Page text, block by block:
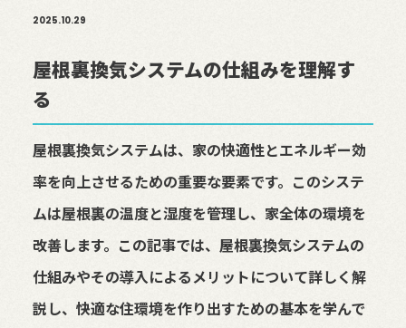
2025.10.29
屋根裏換気システムの仕組みを理解す
る
屋根裏換気システムは、家の快適性とエネルギー効
率を向上させるための重要な要素です。このシステ
ムは屋根裏の温度と湿度を管理し、家全体の環境を
改善します。この記事では、屋根裏換気システムの
仕組みやその導入によるメリットについて詳しく解
説し、快適な住環境を作り出すための基本を学んで